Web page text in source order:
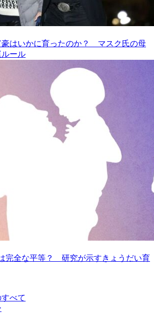
豪はいかに育ったのか？ マスク氏の母
ール
完全な平等？ 研究が示すきょうだい育
べて